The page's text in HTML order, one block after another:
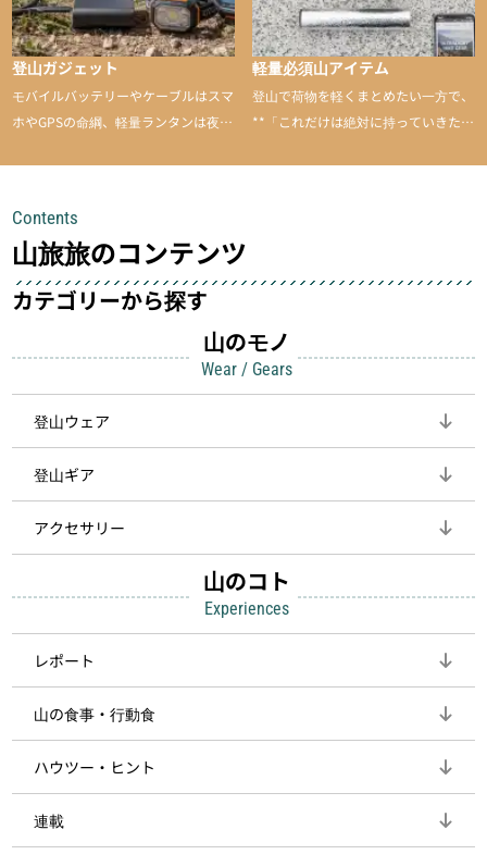
登山ガジェット
モバイルバッテリーやケーブルはスマ
ホやGPSの命綱、軽量ランタンは夜間
して安全にしてくれます
軽量必須山アイテム
登山で荷物を軽くまとめたい一方で、
**「これだけは絶対に持っていきた
Contents
山旅旅のコンテンツ
カテゴリーから探す
山のモノ
Wear / Gears
登山ウェア
登山ギア
アクセサリー
山のコト
Experiences
レポート
山の食事・行動食
ハウツー・ヒント
連載